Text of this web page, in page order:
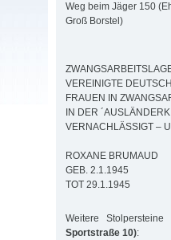
Weg beim Jäger 150
Groß Borstel)
VEREINIGTE
FRAUEN IN
IN DER
VERNACHLÄSSIGT –
ROXANE BRUMAUD
GEB. 2.1.1945
TOT 29.1.1945
Weitere
Sportstraße 10):